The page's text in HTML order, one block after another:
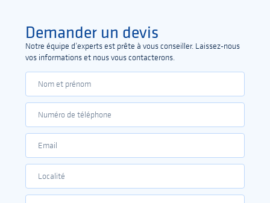
Demander un devis
Notre équipe d’experts est prête à vous conseiller. Laissez-nous
vos informations et nous vous contacterons.